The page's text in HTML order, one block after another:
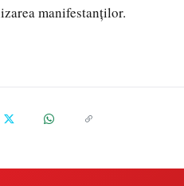
manifestanţilor.